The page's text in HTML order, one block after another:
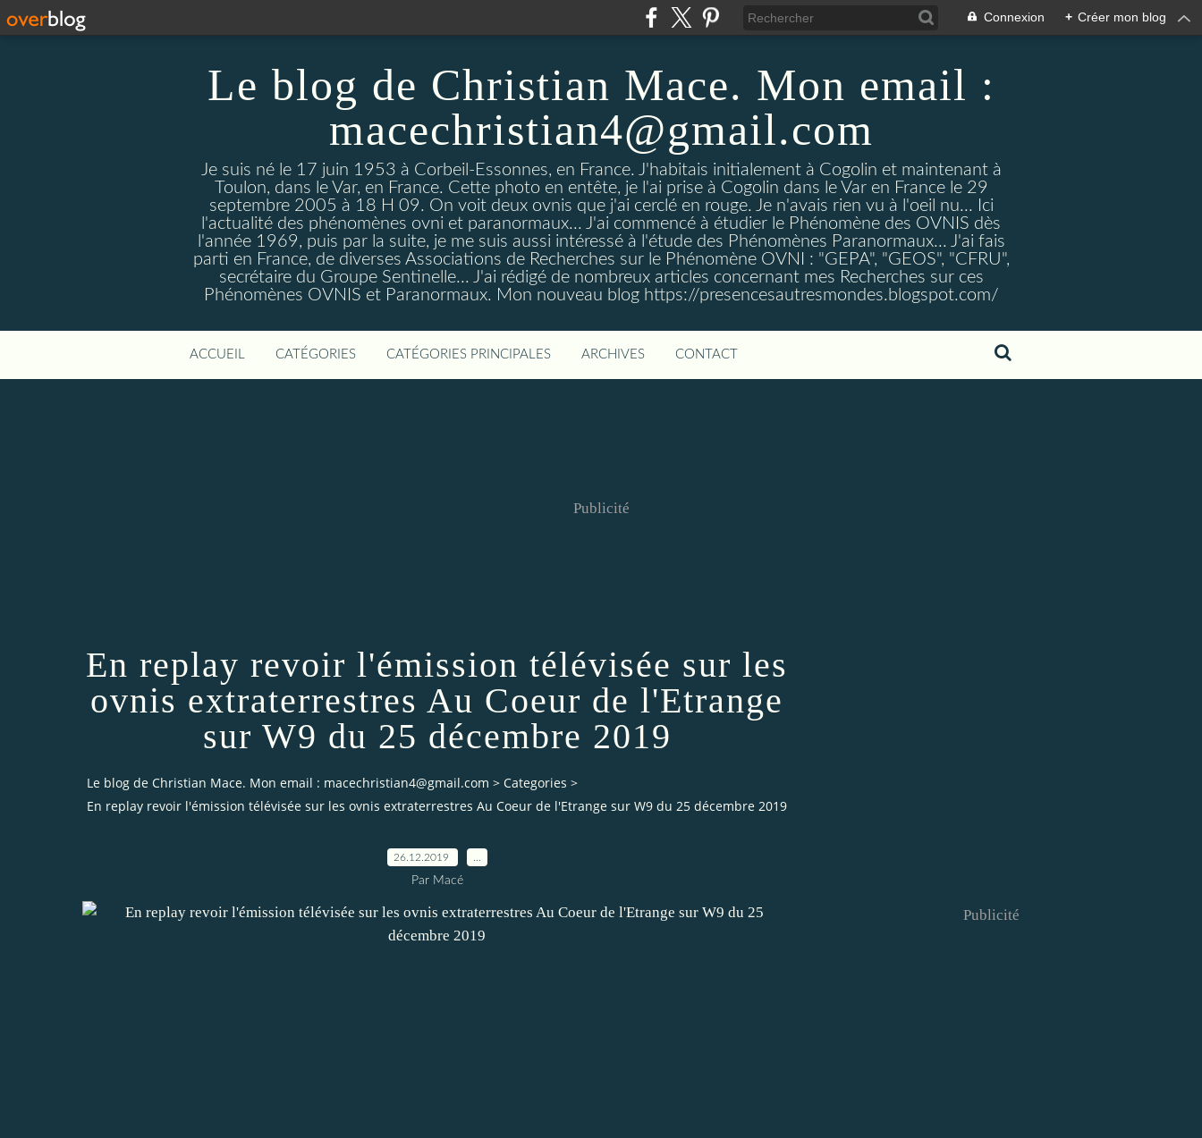
Connexion + Créer mon blog
Le blog de Christian Mace. Mon email :
macechristian4@gmail.com
Je suis né le 17 juin 1953 à Corbeil-Essonnes, en France. J'habitais initialement à Cogolin et maintenant à
Toulon, dans le Var, en France. Cette photo en entête, je l'ai prise à Cogolin dans le Var en France le 29
septembre 2005 à 18 H 09. On voit deux ovnis que j'ai cerclé en rouge. Je n'avais rien vu à l'oeil nu... Ici
l'actualité des phénomènes ovni et paranormaux... J'ai commencé à étudier le Phénomène des OVNIS dès
l'année 1969, puis par la suite, je me suis aussi intéressé à l'étude des Phénomènes Paranormaux... J'ai fais
parti en France, de diverses Associations de Recherches sur le Phénomène OVNI : "GEPA", "GEOS", "CFRU",
secrétaire du Groupe Sentinelle... J'ai rédigé de nombreux articles concernant mes Recherches sur ces
Phénomènes OVNIS et Paranormaux. Mon nouveau blog https://presencesautresmondes.blogspot.com/
ACCUEIL CATÉGORIES CATÉGORIES PRINCIPALES ARCHIVES CONTACT
Publicité
En replay revoir l'émission télévisée sur les
ovnis extraterrestres Au Coeur de l'Etrange
sur W9 du 25 décembre 2019
Le blog de Christian Mace. Mon email : macechristian4@gmail.com > Categories >
En replay revoir l'émission télévisée sur les ovnis extraterrestres Au Coeur de l'Etrange sur W9 du 25 décembre 2019
26.12.2019
Par Macé
Publicité